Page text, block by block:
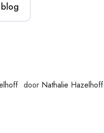
door Nathalie Hazelhoff